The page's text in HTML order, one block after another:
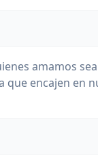
amamos
que encajen en